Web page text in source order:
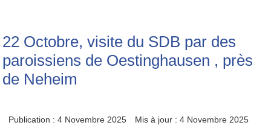
22 Octobre, visite du SDB par des
paroissiens de Oestinghausen , près
de Neheim
Publication : 4 Novembre 2025
Mis à jour : 4 Novembre 2025